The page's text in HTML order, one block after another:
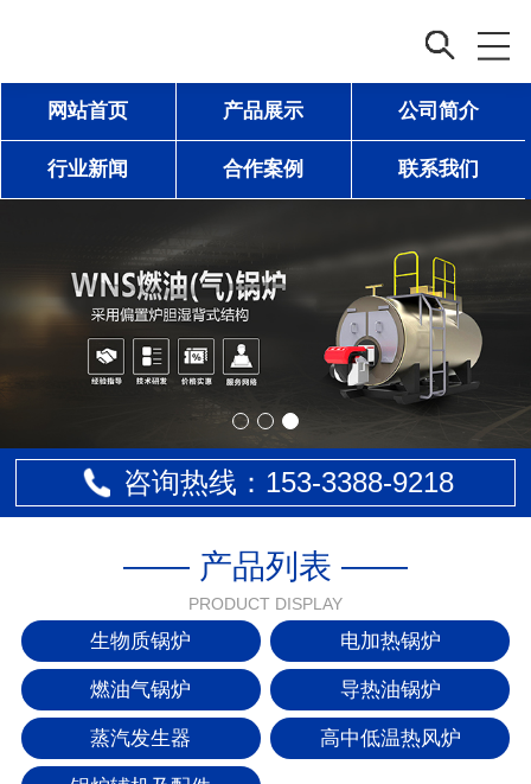
网站首页 产品展示 公司简介
行业新闻 合作案例 联系我们
咨询热线：153-3388-9218
—— 产品列表 ——
PRODUCT DISPLAY
生物质锅炉 电加热锅炉
燃油气锅炉 导热油锅炉
蒸汽发生器 高中低温热风炉